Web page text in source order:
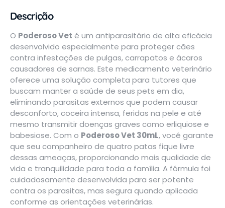
Descrição
O Poderoso Vet é um antiparasitário de alta eficácia
desenvolvido especialmente para proteger cães
contra infestações de pulgas, carrapatos e ácaros
causadores de sarnas. Este medicamento veterinário
oferece uma solução completa para tutores que
buscam manter a saúde de seus pets em dia,
eliminando parasitas externos que podem causar
desconforto, coceira intensa, feridas na pele e até
mesmo transmitir doenças graves como erliquiose e
babesiose. Com o Poderoso Vet 30mL, você garante
que seu companheiro de quatro patas fique livre
dessas ameaças, proporcionando mais qualidade de
vida e tranquilidade para toda a família. A fórmula foi
cuidadosamente desenvolvida para ser potente
contra os parasitas, mas segura quando aplicada
conforme as orientações veterinárias.